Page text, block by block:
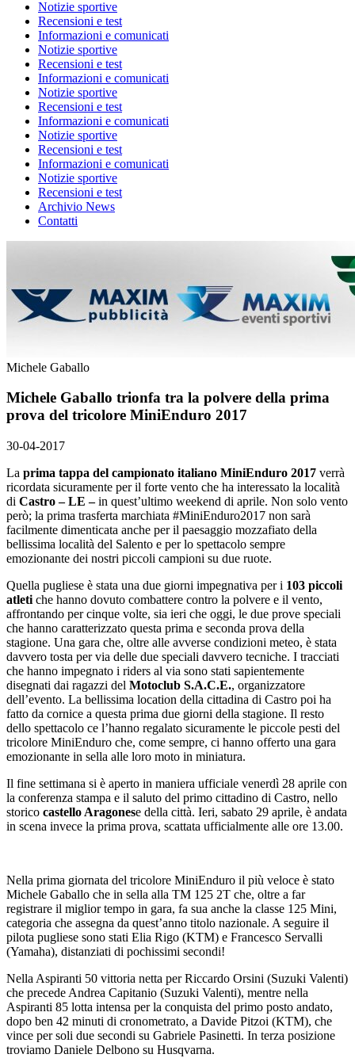
Notizie sportive
Recensioni e test
Informazioni e comunicati
Notizie sportive
Recensioni e test
Informazioni e comunicati
Notizie sportive
Recensioni e test
Informazioni e comunicati
Notizie sportive
Recensioni e test
Informazioni e comunicati
Notizie sportive
Recensioni e test
Archivio News
Contatti
Michele Gaballo
Michele Gaballo trionfa tra la polvere della prima
prova del tricolore MiniEnduro 2017
30-04-2017
La prima tappa del campionato italiano MiniEnduro 2017 verrà
ricordata sicuramente per il forte vento che ha interessato la località
di Castro – LE –in quest’ultimo weekend di aprile. Non solo vento
però; la prima trasferta marchiata #MiniEnduro2017 non sarà
facilmente dimenticata anche per il paesaggio mozzafiato della
bellissima località del Salento e per lo spettacolo sempre
emozionante dei nostri piccoli campioni su due ruote.
Quella pugliese è stata una due giorni impegnativa per i 103 piccoli
atleti che hanno dovuto combattere contro la polvere e il vento,
affrontando per cinque volte, sia ieri che oggi, le due prove speciali
che hanno caratterizzato questa prima e seconda prova della
stagione. Una gara che, oltre alle avverse condizioni meteo, è stata
davvero tosta per via delle due speciali davvero tecniche. I tracciati
che hanno impegnato i riders al via sono stati sapientemente
disegnati dai ragazzi del Motoclub S.A.C.E., organizzatore
dell’evento. La bellissima location della cittadina di Castro poi ha
fatto da cornice a questa prima due giorni della stagione. Il resto
dello spettacolo ce l’hanno regalato sicuramente le piccole pesti del
tricolore MiniEnduro che, come sempre, ci hanno offerto una gara
emozionante in sella alle loro moto in miniatura.
Il fine settimana si è aperto in maniera ufficiale venerdì 28 aprile con
la conferenza stampa e il saluto del primo cittadino di Castro, nello
storico castello Aragonese della città. Ieri, sabato 29 aprile, è andata
in scena invece la prima prova, scattata ufficialmente alle ore 13.00.
Nella prima giornata del tricolore MiniEnduro il più veloce è stato
Michele Gaballo che in sella alla TM 125 2T che, oltre a far
registrare il miglior tempo in gara, fa sua anche la classe 125 Mini,
categoria che assegna da quest’anno titolo nazionale. A seguire il
pilota pugliese sono stati Elia Rigo (KTM) e Francesco Servalli
(Yamaha), distanziati di pochissimi secondi!
Nella Aspiranti 50 vittoria netta per Riccardo Orsini (Suzuki Valenti)
che precede Andrea Capitanio (Suzuki Valenti), mentre nella
Aspiranti 85 lotta intensa per la conquista del primo posto andato,
dopo ben 42 minuti di cronometrato, a Davide Pitzoi (KTM), che
vince per soli due secondi su Gabriele Pasinetti. In terza posizione
troviamo Daniele Delbono su Husqvarna.